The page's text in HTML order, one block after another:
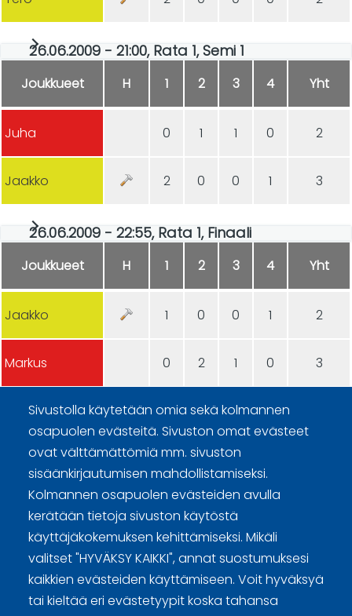
26.06.2009 - 21:00, Rata 1, Semi 1
Joukkueet H 1 2 3 4 Yht
Juha 0 1 1 0 2
Jaakko 2 0 0 1 3
26.06.2009 - 22:55, Rata 1, Finaali
Joukkueet H 1 2 3 4 Yht
Jaakko 1 0 0 1 2
Markus 0 2 1 0 3
Sivustolla käytetään omia sekä kolmannen
osapuolen evästeitä. Sivuston omat evästeet
ovat välttämättömiä mm. sivuston
sisäänkirjautumisen mahdollistamiseksi.
Kolmannen osapuolen evästeiden avulla
kerätään tietoja sivuston käytöstä
käyttäjäkokemuksen kehittämiseksi. Mikäli
valitset "HYVÄKSY KAIKKI", annat suostumuksesi
kaikkien evästeiden käyttämiseen. Voit hyväksyä
tai kieltää eri evästetyypit koska tahansa
Curling Finland
Curling.fi
Curling Finland